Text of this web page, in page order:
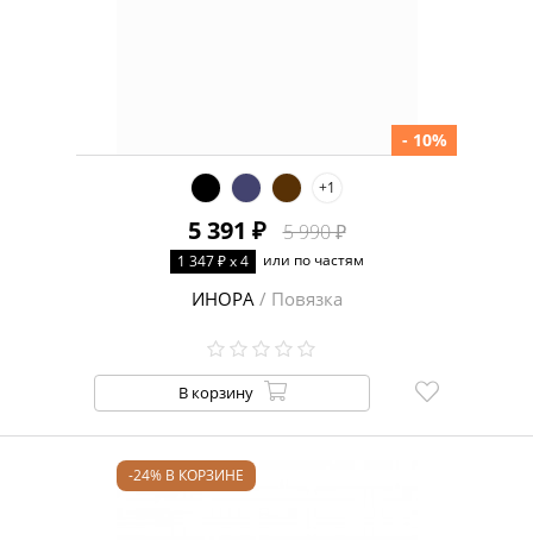
+1
5 391 ₽ 5 990 ₽
- 10%
1 347 ₽ x 4 или по частям
ИНОРА/ Повязка
В корзину
-24% В КОРЗИНЕ